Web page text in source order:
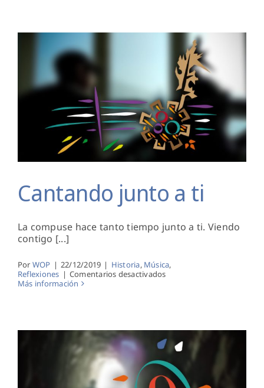
Cantando junto a ti
Cantando junto a ti
La compuse hace tanto tiempo junto a ti. Viendo
contigo [...]
Por WOP | 22/12/2019 | Historia, Música,
Reflexiones | Comentarios desactivadosen
Más información